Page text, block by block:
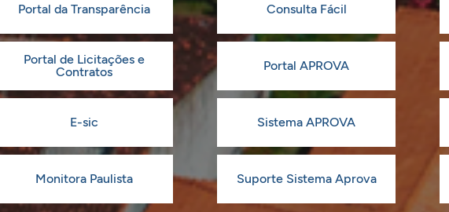
Portal da Transparência Consulta Fácil
Portal de Licitações e
Contratos
Portal APROVA
E-sic Sistema APROVA
Monitora Paulista Suporte Sistema Aprova